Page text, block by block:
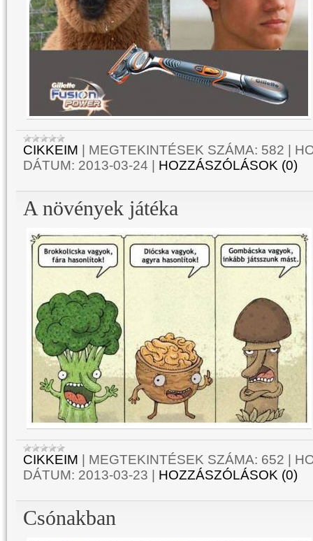
CIKKEIM MEGTEKINTÉSEK SZÁMA: 582
DÁTUM: 2013-03-24 HOZZÁSZÓLÁSOK (0)
A növények játéka
CIKKEIM MEGTEKINTÉSEK SZÁMA: 652
DÁTUM: 2013-03-23 HOZZÁSZÓLÁSOK (0)
Csónakban